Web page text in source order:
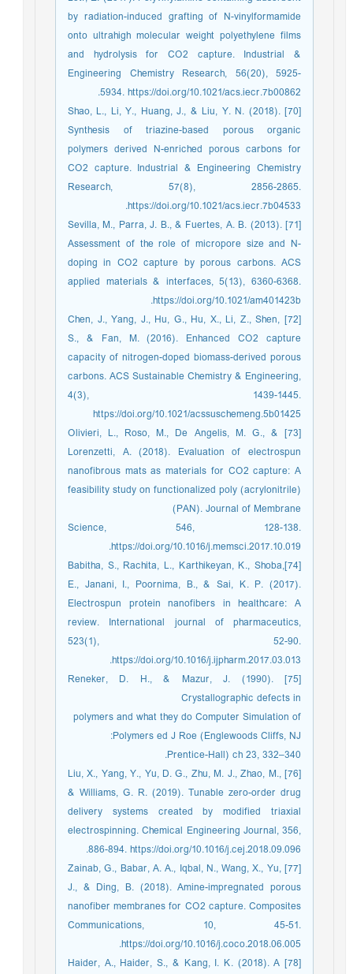
by radiation-induced grafting of N-vinylformamide
onto ultrahigh molecular weight polyethylene films
and hydrolysis for CO2 capture. Industrial &
Engineering Chemistry Research, 56(20), 5925-
5934. https://doi.org/10.1021/acs.iecr.7b00862.
[70] Shao, L., Li, Y., Huang, J., & Liu, Y. N. (2018).
Synthesis of triazine-based porous organic
polymers derived N-enriched porous carbons for
CO2 capture. Industrial & Engineering Chemistry
Research, 57(8), 2856-2865.
https://doi.org/10.1021/acs.iecr.7b04533.
[71] Sevilla, M., Parra, J. B., & Fuertes, A. B. (2013).
Assessment of the role of micropore size and N-
doping in CO2 capture by porous carbons. ACS
applied materials & interfaces, 5(13), 6360-6368.
https://doi.org/10.1021/am401423b.
[72] Chen, J., Yang, J., Hu, G., Hu, X., Li, Z., Shen,
S., & Fan, M. (2016). Enhanced CO2 capture
capacity of nitrogen-doped biomass-derived porous
carbons. ACS Sustainable Chemistry & Engineering,
4(3), 1439-1445.
https://doi.org/10.1021/acssuschemeng.5b01425
[73] Olivieri, L., Roso, M., De Angelis, M. G., &
Lorenzetti, A. (2018). Evaluation of electrospun
nanofibrous mats as materials for CO2 capture: A
feasibility study on functionalized poly (acrylonitrile)
(PAN). Journal of Membrane
Science, 546, 128-138.
https://doi.org/10.1016/j.memsci.2017.10.019.
[74]Babitha, S., Rachita, L., Karthikeyan, K., Shoba,
E., Janani, I., Poornima, B., & Sai, K. P. (2017).
Electrospun protein nanofibers in healthcare: A
review. International journal of pharmaceutics,
523(1), 52-90.
https://doi.org/10.1016/j.ijpharm.2017.03.013.
[75] Reneker, D. H., & Mazur, J. (1990).
Crystallographic defects in
polymers and what they do Computer Simulation of
Polymers ed J Roe (Englewoods Cliffs, NJ:
Prentice-Hall) ch 23, 332–340.
[76] Liu, X., Yang, Y., Yu, D. G., Zhu, M. J., Zhao, M.,
& Williams, G. R. (2019). Tunable zero-order drug
delivery systems created by modified triaxial
electrospinning. Chemical Engineering Journal, 356,
886-894. https://doi.org/10.1016/j.cej.2018.09.096.
[77] Zainab, G., Babar, A. A., Iqbal, N., Wang, X., Yu,
J., & Ding, B. (2018). Amine-impregnated porous
nanofiber membranes for CO2 capture. Composites
Communications, 10, 45-51.
https://doi.org/10.1016/j.coco.2018.06.005.
[78] Haider, A., Haider, S., & Kang, I. K. (2018). A